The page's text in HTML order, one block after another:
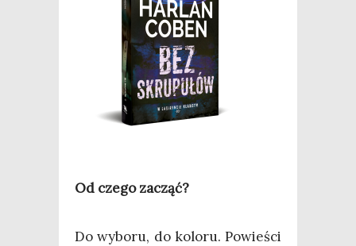
Od cze­go zacząć?
Do wybo­ru, do kolo­ru. Powie­ści